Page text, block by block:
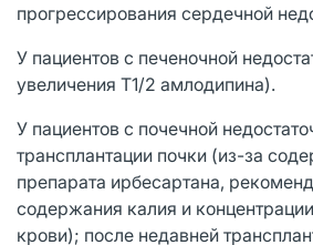
прогрессирования сердечной
У пациентов с печеночной
увеличения T1/2 амлодипина).
У пациентов с почечной
трансплантации почки (из-за
препарата ирбесартана,
содержания калия и
крови); после недавней